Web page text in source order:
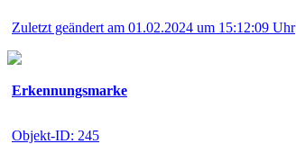
Zuletzt geändert am 01.02.2024 um 15:12:09 Uhr
Erkennungsmarke
Objekt-ID: 245